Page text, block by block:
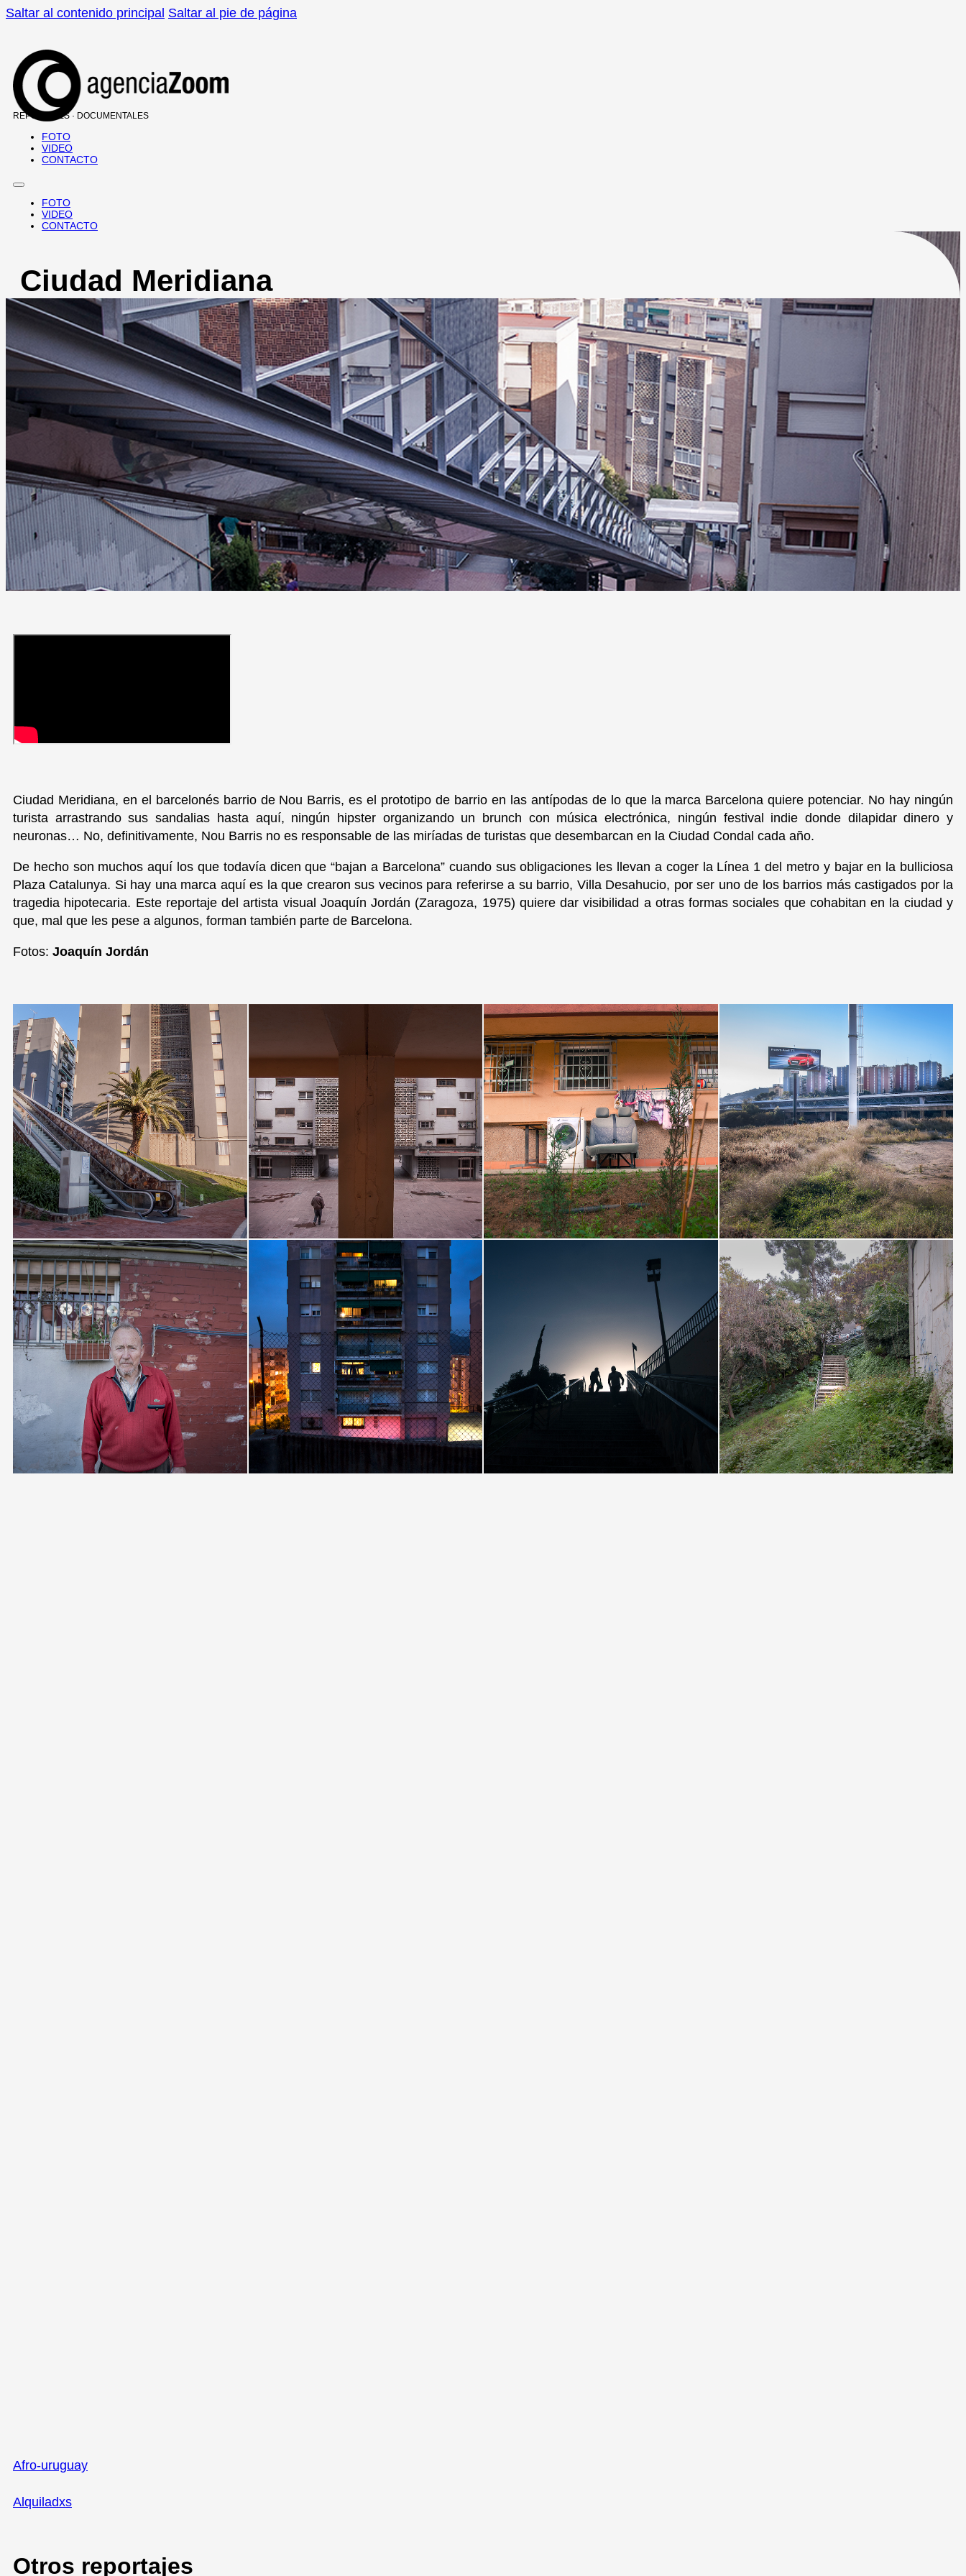
Saltar al contenido principal Saltar al pie de página
REPORTAJES · DOCUMENTALES
FOTO
VIDEO
CONTACTO
FOTO
VIDEO
CONTACTO
Ciudad Meridiana
Ciudad Meridiana, en el barcelonés barrio de Nou Barris, es el prototipo de barrio en las antípodas de lo que la marca Barcelona quiere potenciar. No hay ningún
turista arrastrando sus sandalias hasta aquí, ningún hipster organizando un brunch con música electrónica, ningún festival indie donde dilapidar dinero y
neuronas… No, definitivamente, Nou Barris no es responsable de las miríadas de turistas que desembarcan en la Ciudad Condal cada año.
De hecho son muchos aquí los que todavía dicen que “bajan a Barcelona” cuando sus obligaciones les llevan a coger la Línea 1 del metro y bajar en la bulliciosa
Plaza Catalunya. Si hay una marca aquí es la que crearon sus vecinos para referirse a su barrio, Villa Desahucio, por ser uno de los barrios más castigados por la
tragedia hipotecaria. Este reportaje del artista visual Joaquín Jordán (Zaragoza, 1975) quiere dar visibilidad a otras formas sociales que cohabitan en la ciudad y
que, mal que les pese a algunos, forman también parte de Barcelona.
Fotos: Joaquín Jordán
Afro-uruguay
Alquiladxs
Otros reportajes